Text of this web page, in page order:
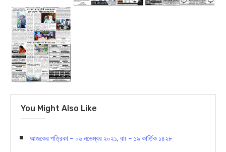
You Might Also Like
আজকের পত্রিকা – ০৬ নভেম্বর ২০২১, বাঃ – ১৯ কার্তিক ১৪২৮